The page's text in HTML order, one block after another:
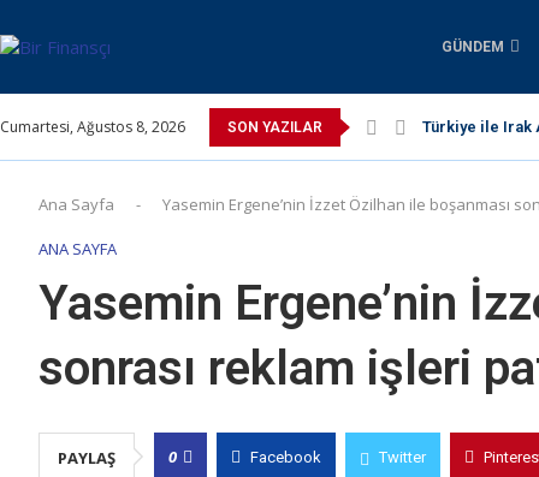
GÜNDEM
Cumartesi, Ağustos 8, 2026 SON YAZILAR Türkiye ile Irak
Ana Sayfa - Yasemin Ergene’nin İzzet Özilhan ile boşanması
ANA SAYFA
Yasemin Ergene’nin
sonrası reklam işleri
PAYLAŞ 0 Facebook Twitter